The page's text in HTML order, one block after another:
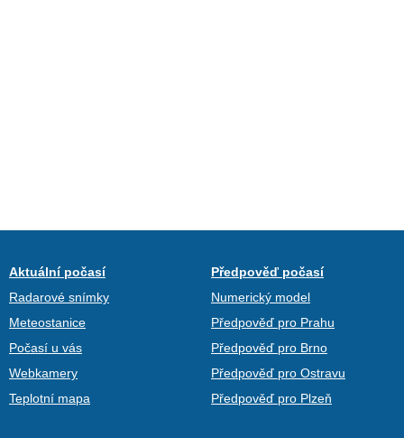
Aktuální počasí
Radarové snímky
Meteostanice
Počasí u vás
Webkamery
Teplotní mapa
Předpověď počasí
Numerický model
Předpověď pro Prahu
Předpověď pro Brno
Předpověď pro Ostravu
Předpověď pro Plzeň